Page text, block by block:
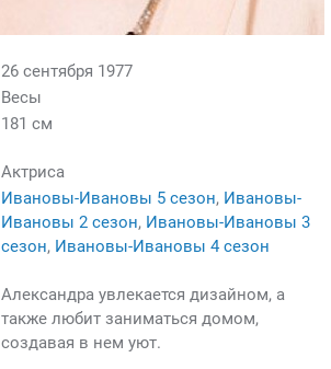
26 сентября 1977
Весы
181 см
Актриса
Ивановы-Ивановы 5 сезон, Ивановы-
Ивановы 2 сезон, Ивановы-Ивановы 3
сезон, Ивановы-Ивановы 4 сезон
Александра увлекается дизайном, а
также любит заниматься домом,
создавая в нем уют.